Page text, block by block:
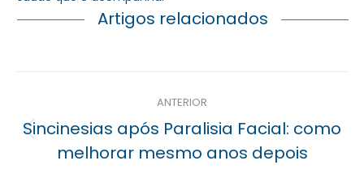
Artigos relacionados
Navegação
posterior
ANTERIOR
Previous
post:
Sincinesias após Paralisia Facial: como
melhorar mesmo anos depois